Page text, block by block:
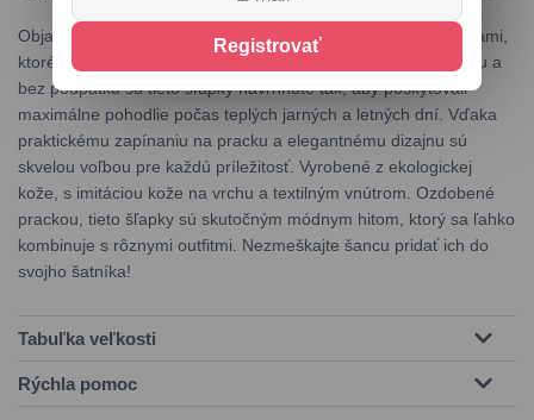
Objavte dokonalú kombináciu štýlu a pohodlia s našimi šľapkami,
ktoré sú ideálne na každodenné nosenie. S otvorenou špičkou a
bez podpätku sú tieto šľapky navrhnuté tak, aby poskytovali
maximálne pohodlie počas teplých jarných a letných dní. Vďaka
praktickému zapínaniu na pracku a elegantnému dizajnu sú
skvelou voľbou pre každú príležitosť. Vyrobené z ekologickej
kože, s imitáciou kože na vrchu a textilným vnútrom. Ozdobené
prackou, tieto šľapky sú skutočným módnym hitom, ktorý sa ľahko
kombinuje s rôznymi outfitmi. Nezmeškajte šancu pridať ich do
svojho šatníka!
Tabuľka veľkosti
Rýchla pomoc
Registrovať